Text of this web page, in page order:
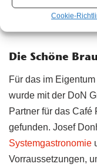
Cookie-
Pächter übernimmt
Die Schöne
Für das im
wurde mit der DoN
Partner für das Café
gefunden. Josef
Systemgastronomie
Vorraussetzungen,